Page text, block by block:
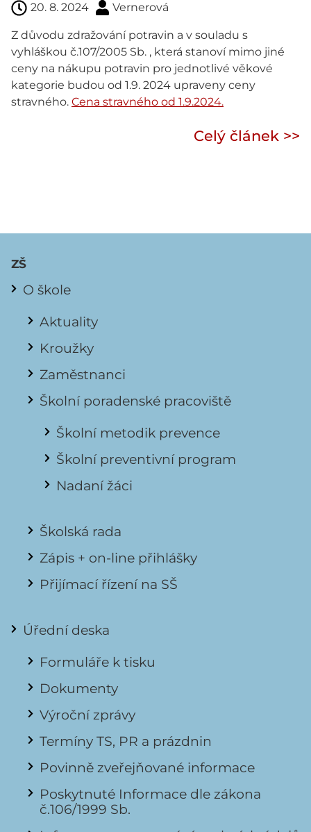
20. 8. 2024 Vernerová
Z důvodu zdražování potravin a v souladu s
vyhláškou č.107/2005 Sb. , která stanoví mimo jiné
ceny na nákupu potravin pro jednotlivé věkové
kategorie budou od 1.9. 2024 upraveny ceny
stravného. Cena stravného od 1.9.2024.
Celý článek >>
ZŠ
O škole
Aktuality
Kroužky
Zaměstnanci
Školní poradenské pracoviště
Školní metodik prevence
Školní preventivní program
Nadaní žáci
Školská rada
Zápis + on-line přihlášky
Přijímací řízení na SŠ
Úřední deska
Formuláře k tisku
Dokumenty
Výroční zprávy
Termíny TS, PR a prázdnin
Povinně zveřejňované informace
Poskytnuté Informace dle zákona
č.106/1999 Sb.